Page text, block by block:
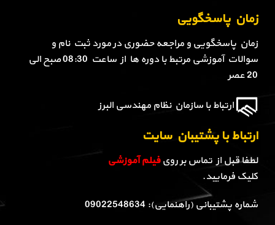
زمان پاسخگویی
زمان پاسخگویی و مراجعه حضوری در مورد ثبت نام و
سوالات آموزشی مرتبط با دوره ها از ساعت 08:30 صبح الی
20 عصر
ارتباط با سازمان نظام مهندسی البرز
ارتباط با پشتیبان سایت
لطفا قبل از تماس بر رویفیلم آموزشی
کلیک فرمایید.
شماره پشتیبانی (راهنمایی): 09022548634